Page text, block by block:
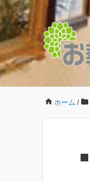
ホーム /